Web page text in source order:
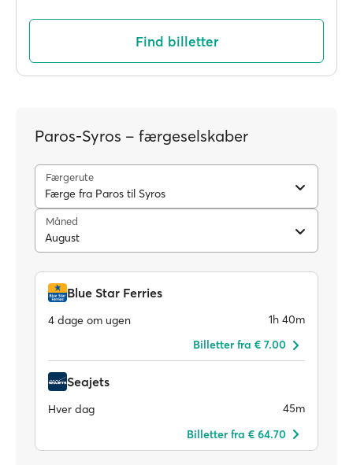
Find billetter
Paros-Syros – færgeselskaber
Færgerute
Færge fra Paros til Syros
Måned
August
Blue Star Ferries
4 dage om ugen
1h 40m
Billetter fra € 7.00
Seajets
Hver dag
45m
Billetter fra € 64.70